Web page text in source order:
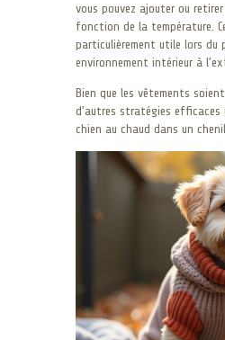
vous pouvez ajouter ou
fonction de la température.
particulièrement utile lors du
environnement intérieur à
Bien que les vêtements
d’autres stratégies efficaces
chien au chaud dans un